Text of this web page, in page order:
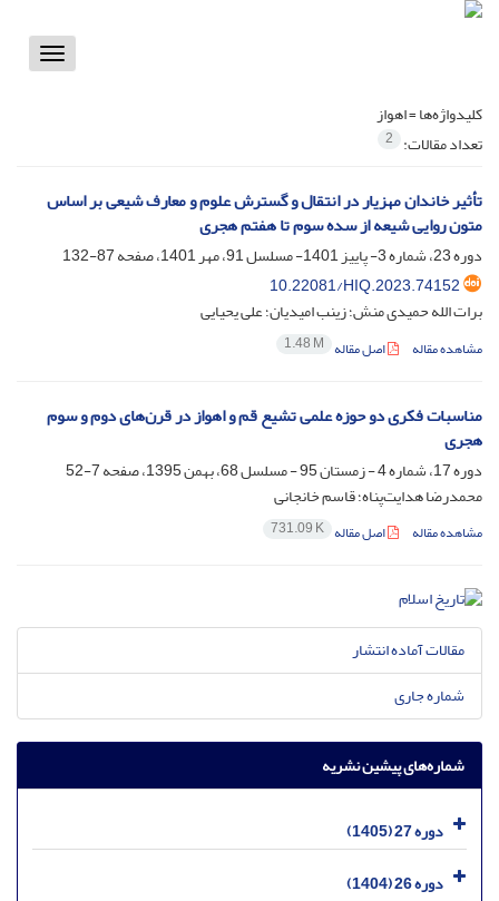
Toggle
کلیدواژه‌ها =اهواز
تعداد مقالات: 2
تأثیر خاندان مهزیار در انتقال و گسترش علوم و معارف شیعی بر اساس
متون روایی شیعه از سده سوم تا هفتم هجری
دوره 23، شماره 3- پاییز 1401- مسلسل 91، مهر 1401، صفحه
87-132
10.22081/HIQ.2023.74152
برات الله حمیدی منش؛ زینب امیدیان؛ علی یحیایی
مشاهده مقاله اصل مقاله 1.48 M
مناسبات فکری دو حوزه علمی تشیع قم و اهواز در قرنهای دوم و سوم
هجری
دوره 17، شماره 4 - زمستان 95 - مسلسل 68، بهمن 1395، صفحه
7-52
محمدرضا هدایت‌پناه؛ قاسم خانجانی
مشاهده مقاله اصل مقاله 731.09 K
مقالات آماده انتشار
شماره جاری
شماره‌های پیشین نشریه
دوره 27 (1405)
دوره 26 (1404)